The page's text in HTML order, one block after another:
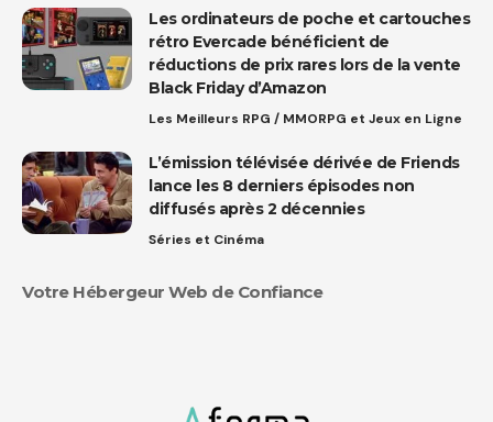
Les ordinateurs de poche et cartouches
rétro Evercade bénéficient de
réductions de prix rares lors de la vente
Black Friday d’Amazon
Les Meilleurs RPG / MMORPG et Jeux en Ligne
L’émission télévisée dérivée de Friends
lance les 8 derniers épisodes non
diffusés après 2 décennies
Séries et Cinéma
Votre Hébergeur Web de Confiance